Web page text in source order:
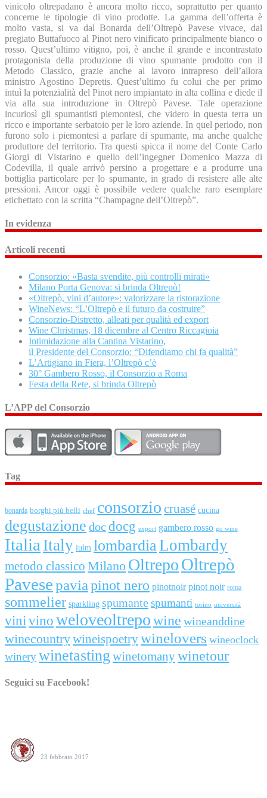
vinicolo oltrepadano è ancora molto ricco, soprattutto per quanto
concerne le tipologie di vino prodotte. La gamma dell’offerta è
molto vasta, si va dal Bonarda dell’Oltrepò Pavese vivace, dal
pregiato Buttafuoco al Pinot nero vinificato principalmente bianco o
rosso. Quest’ultimo vitigno, poi, è anche il grande e incontrastato
protagonista della produzione di vino spumante prodotto con il
Metodo Classico, grazie anche al lavoro intrapreso dell’allora
ministro Agostino Depretis. Quest’ultimo fu colui che per primo
intuì la potenzialità del Pinot nero impiantato in alta collina e diede il
via alla sua introduzione in Oltrepò Pavese. Tale operazione
incuriosì gli spumantisti piemontesi, che videro in questa terra un
ricco e importante serbatoio per le loro aziende. In quel periodo, non
furono solo i piemontesi a parlare di spumante, ma anche qualche
produttore del territorio. Tra questi spicca il nome del Conte Carlo
Giorgi di Vistarino e quello dell’ingegner Domenico Mazza di
Codevilla, il quale arrivò persino a progettare e a produrre una
bottiglia particolare per lo spumante, in grado di resistere alle alte
pressioni. Ancor oggi è possibile vedere qualche raro esemplare
etichettato con la scritta “Champagne dell’Oltrepò”.
In evidenza
Articoli recenti
Consorzio: «Basta svendite, più controlli mirati»
Milano Porta Genova: si brinda Oltrepò!
«Oltrepò, vini d’autore»: valorizzare la ristorazione
WineNews: “L’Oltrepò e il futuro da costruire”
Consorzio-Distretto, alleati per qualità ed export
Wine Christmas, 18 dicembre al Centro Riccagioia
Intimidazione alla Cantina Vistarino,
il Presidente del Consorzio: “Difendiamo chi fa qualità”
L’Artigiano in Fiera, l’Oltrepò c’è
30° Gambero Rosso, il Consorzio a Roma
Festa della Rete, si brinda Oltrepò
L’APP del Consorzio
Tag
bonarda borghi più belli chef consorzio cruasé cucina
degustazione doc docg export gambero rosso go wine
Italia Italy iulm lombardia Lombardy
metodo classico Milano OltrepoOltrepò
Pavesepaviapinot nero pinotnoir pinot noir roma
sommelier sparkling spumantespumanti torino università
vinivinoweloveoltrepowine wineanddine
winecountrywineispoetrywinelovers wineoclock
winerywinetasting winetomanywinetour
Seguici su Facebook!
23 febbraio 2017